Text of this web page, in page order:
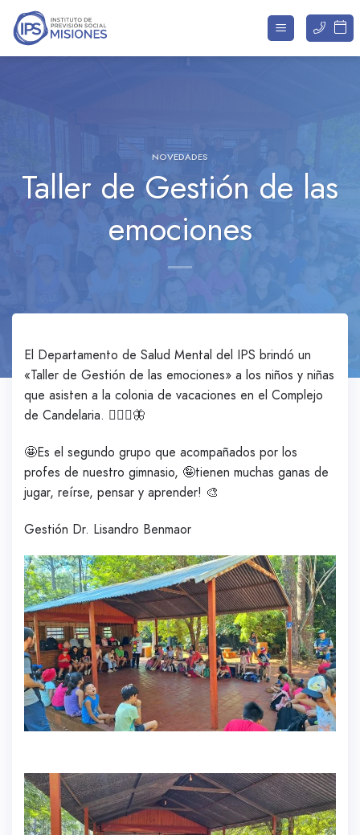
Saltar
contenido
NOVEDADES
Taller de Gestión de las
emociones
El Departamento de Salud Mental del IPS brindó un
«Taller de Gestión de las emociones» a los niños y niñas
que asisten a la colonia de vacaciones en el Complejo
de Candelaria. 🙋🏻‍♀️🦋
🤩Es el segundo grupo que acompañados por los
profes de nuestro gimnasio, 🤪tienen muchas ganas de
jugar, reírse, pensar y aprender! 🎨
Gestión Dr. Lisandro Benmaor